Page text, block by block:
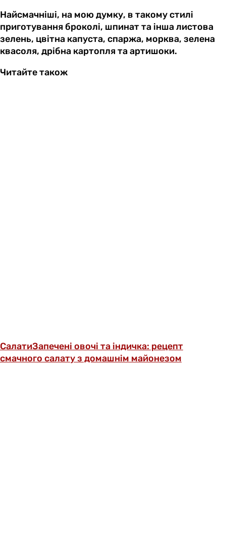
Найсмачніші, на мою думку, в такому стилі
приготування броколі, шпинат та інша листова
зелень, цвітна капуста, спаржа, морква, зелена
квасоля, дрібна картопля та артишоки.
Читайте також
СалатиЗапечені овочі та індичка: рецепт
смачного салату з домашнім майонезом